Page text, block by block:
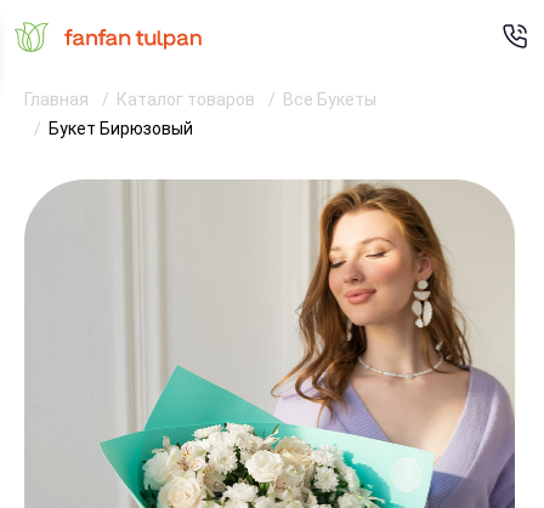
Главная Каталог товаров
Все Букеты
Букет Бирюзовый